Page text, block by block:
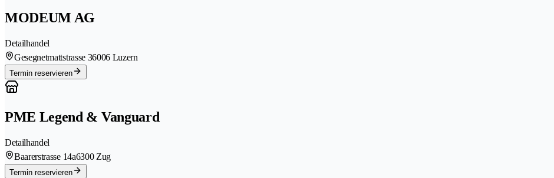
MODEUM AG
Detailhandel
Gesegnetmattstrasse 36006 Luzern
Termin reservieren
PME Legend & Vanguard
Detailhandel
Baarerstrasse 14a6300 Zug
Termin reservieren